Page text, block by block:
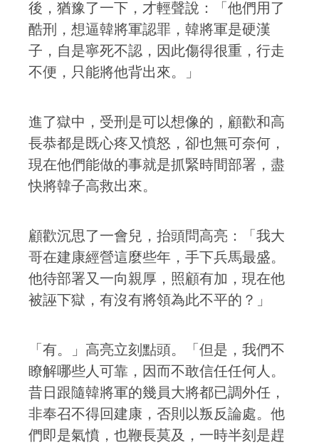
後，猶豫了一下，才輕聲說：「他們用了
酷刑，想逼韓將軍認罪，韓將軍是硬漢
子，自是寧死不認，因此傷得很重，行走
不便，只能將他背出來。」
進了獄中，受刑是可以想像的，顧歡和高
長恭都是既心疼又憤怒，卻也無可奈何，
現在他們能做的事就是抓緊時間部署，盡
快將韓子高救出來。
顧歡沉思了一會兒，抬頭問高亮：「我大
哥在建康經營這麼些年，手下兵馬最盛。
他待部署又一向親厚，照顧有加，現在他
被誣下獄，有沒有將領為此不平的？」
「有。」高亮立刻點頭。「但是，我們不
瞭解哪些人可靠，因而不敢信任任何人。
昔日跟隨韓將軍的幾員大將都已調外任，
非奉召不得回建康，否則以叛反論處。他
們即是氣憤，也鞭長莫及，一時半刻是趕